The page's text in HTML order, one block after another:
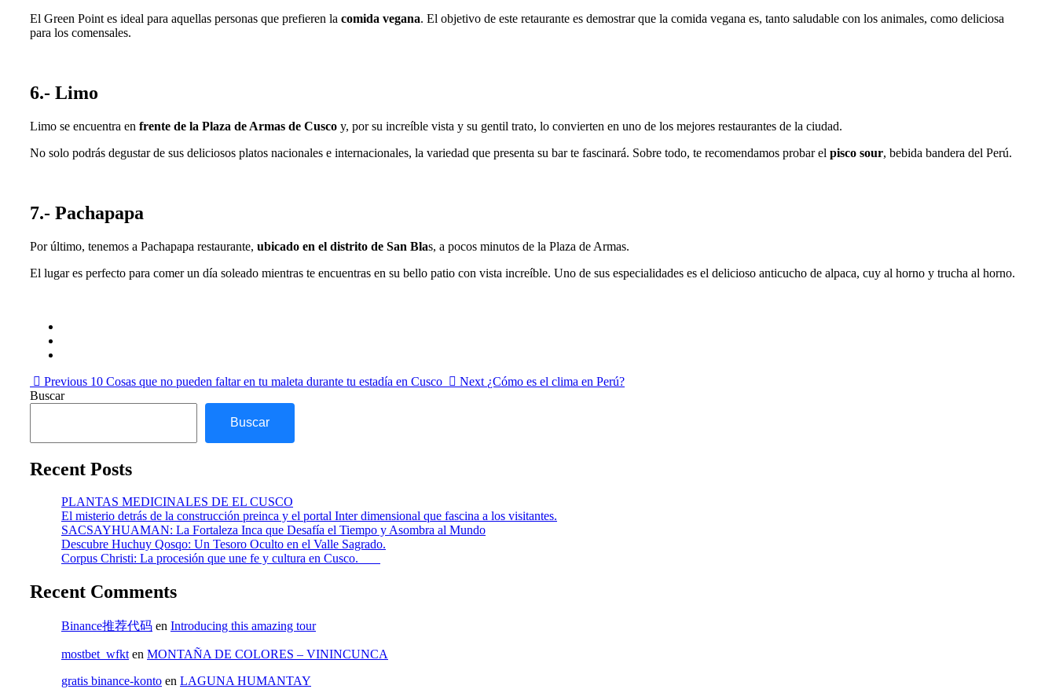
El Green Point es ideal para aquellas personas que prefieren la comida vegana. El objetivo de este retaurante es demostrar que la comida vegana es, tanto saludable con los animales, como deliciosa
para los comensales.
6.- Limo
Limo se encuentra en frente de la Plaza de Armas de Cusco y, por su increíble vista y su gentil trato, lo convierten en uno de los mejores restaurantes de la ciudad.
No solo podrás degustar de sus deliciosos platos nacionales e internacionales, la variedad que presenta su bar te fascinará. Sobre todo, te recomendamos probar el pisco sour, bebida bandera del Perú.
7.- Pachapapa
Por último, tenemos a Pachapapa restaurante, ubicado en el distrito de San Blas, a pocos minutos de la Plaza de Armas.
El lugar es perfecto para comer un día soleado mientras te encuentras en su bello patio con vista increíble. Uno de sus especialidades es el delicioso anticucho de alpaca, cuy al horno y trucha al horno.
Previous 10 Cosas que no pueden faltar en tu maleta durante tu estadía en Cusco Next ¿Cómo es el clima en Perú?
Buscar
Buscar
Recent Posts
PLANTAS MEDICINALES DE EL CUSCO
El misterio detrás de la construcción preinca y el portal Inter dimensional que fascina a los visitantes.
SACSAYHUAMAN: La Fortaleza Inca que Desafía el Tiempo y Asombra al Mundo
Descubre Huchuy Qosqo: Un Tesoro Oculto en el Valle Sagrado.
Corpus Christi: La procesión que une fe y cultura en Cusco.
Recent Comments
Binance推荐代码 en Introducing this amazing tour
mostbet_wfkt en MONTAÑA DE COLORES – VININCUNCA
gratis binance-konto en LAGUNA HUMANTAY